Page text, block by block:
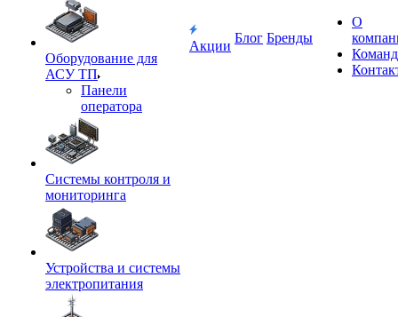
Оборудование для
АСУ ТП
Панели
оператора
Системы контроля и
мониторинга
Устройства и системы
электропитания
Акции
Блог Бренды
О